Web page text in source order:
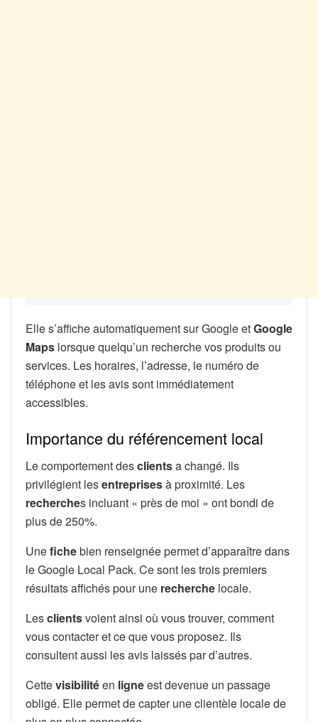
Elle s’affiche automatiquement sur Google etGoogle
Maps lorsque quelqu’un recherche vos produits ou
services. Les horaires, l’adresse, le numéro de
téléphone et les avis sont immédiatement
accessibles.
Importance du référencement local
Le comportement desclientsa changé. Ils
privilégient lesentreprisesà proximité. Les
recherches incluant « près de moi » ont bondi de
plus de 250%.
Unefichebien renseignée permet d’apparaître dans
le Google Local Pack. Ce sont les trois premiers
résultats affichés pour une recherche locale.
Lesclientsvoient ainsi où vous trouver, comment
vous contacter et ce que vous proposez. Ils
consultent aussi les avis laissés par d’autres.
Cettevisibilitéen ligneest devenue un passage
obligé. Elle permet de capter une clientèle locale de